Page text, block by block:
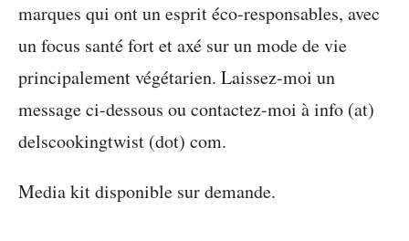
marques qui ont un esprit éco-responsables, avec
un focus santé fort et axé sur un mode de vie
principalement végétarien. Laissez-moi un
message ci-dessous ou contactez-moi à info (at)
delscookingtwist (dot) com.
Media kit disponible sur demande.